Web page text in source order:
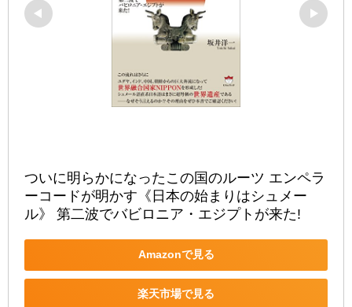
ついに明らかになったこの国のルーツ エンペラ
ーコードが明かす《日本の始まりはシュメー
ル》 第二波でバビロニア・エジプトが来た!
Amazonで見る
楽天市場で見る